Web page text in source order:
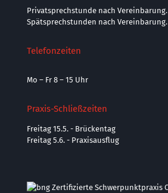
Privatsprechstunde nach Vereinbarung.
Spätsprechstunden nach Vereinbarung.
Telefonzeiten
Mo – Fr 8 – 15 Uhr
Praxis-Schließzeiten
Freitag 15.5. - Brückentag
Freitag 5.6. - Praxisausflug